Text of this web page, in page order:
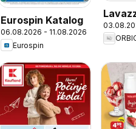
Eurospin Katalog
06.08.2026 - 11.08.2026
Eurospin
mio